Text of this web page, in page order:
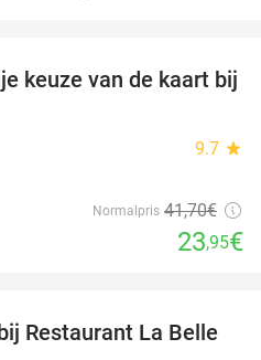
43%
keuze van de kaart bij
9.7 star
Normalpris 41,70€
23,95€
47%
Restaurant La Belle